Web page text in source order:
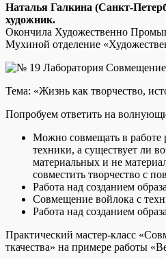
Наталья Галкина (Санкт-
художник.
Окончила Художественно
Мухиной отделение
Тема: «Жизнь как творчество,
Попробуем ответить на
Можно совмещать в работе
техники, а существует ли
материальных и не
совместить творчество с
Работа над созданием образа
Совмещение войлока с
Работа над созданием образа
Практический мастер-класс
ткачества» на примере работы